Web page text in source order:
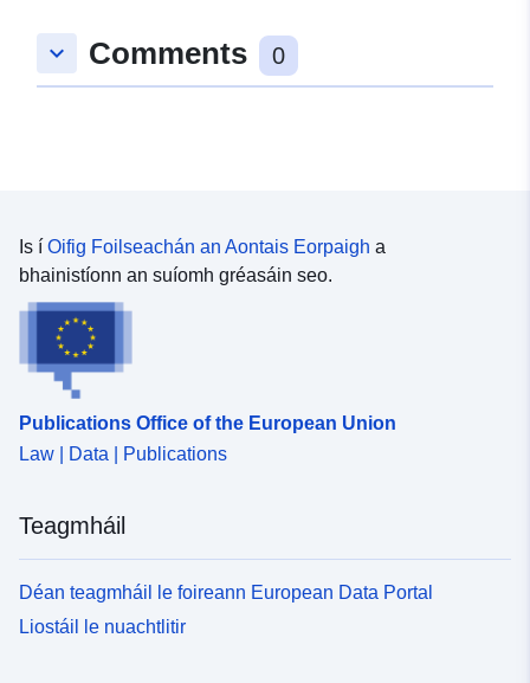
keyboard_arrow_down Comments 0
Is í Oifig Foilseachán an Aontais Eorpaigh a
bhainistíonn an suíomh gréasáin seo.
Publications Office of the European Union
Law | Data | Publications
Teagmháil
Déan teagmháil le foireann European Data Portal
Liostáil le nuachtlitir